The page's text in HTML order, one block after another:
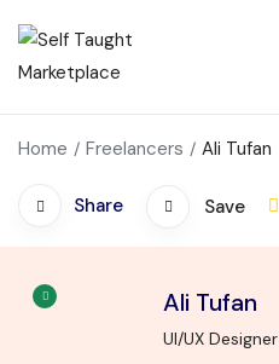
Home Freelancers Ali Tufan
Share Save
Ali Tufan
UI/UX Designer